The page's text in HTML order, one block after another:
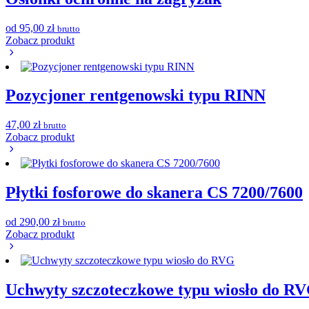
od 95,00 zł brutto
Zobacz produkt
Pozycjoner rentgenowski typu RINN
47,00 zł brutto
Zobacz produkt
Płytki fosforowe do skanera CS 7200/7600
od 290,00 zł brutto
Zobacz produkt
Uchwyty szczoteczkowe typu wiosło do